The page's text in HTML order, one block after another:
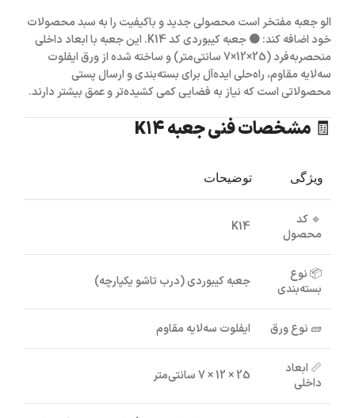
الو جعبه مفتخر است محصولی جدید و باکیفیت را به سبد محصولات
خود اضافه کند:🟤 جعبه کیبوردی کد K14
. این جعبه با ابعاد داخلی
منحصربه‌فرد (25×12×7 سانتی‌متر) و ساخته شده از
ورق ایفلوت
سه‌لایه مقاوم، راه‌حلی ایده‌آل برای بسته‌بندی و ارسال پستی
محصولاتی است که نیاز به فضایی کمی کشیده‌تر و عمق بیشتر دارند.
🧾 مشخصات فنی جعبه K14
ویژگی توضیحات
🔹 کد
محصول
K14
📦نوع
بسته‌بندی
جعبه کیبوردی (درب تاشو یکپارچه)
🧱 نوع ورق ایفلوت سه‌لایه مقاوم
📏 ابعاد
داخلی
25 × 12 × 7 سانتی‌متر